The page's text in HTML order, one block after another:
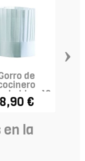
de
x 10
- modelo...
8,90 €
›
la